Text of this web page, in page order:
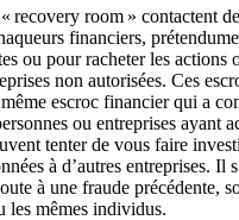
recovery room » contactent
financiers,
ou pour racheter les actions
non autorisées. Ces
escroc financier qui a
ou entreprises ayant
tenter de vous faire
à d’autres entreprises. Il
à une fraude précédente,
les mêmes individus.